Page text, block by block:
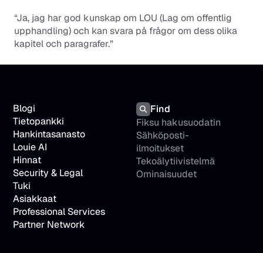
“Ja, jag har god kunskap om LOU (Lag om offentlig
upphandling) och kan svara på frågor om dess olika
kapitel och paragrafer.”
Blogi
Tietopankki
Hankintasanasto
Louie AI
Hinnat
Security & Legal
Tuki
Asiakkaat
Professional Services
Partner Network
Find
Fiksu hakusuodatin
Sähköposti-
ilmoitukset
Tekoälytiivistelmä
Ominaisuudet